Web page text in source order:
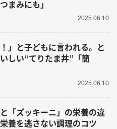
まみにも」
2025.06.10
！」と子どもに言われる。と
しい“てりたま丼”「簡
2025.06.10
と「ズッキーニ」の栄養の違
養を逃さない調理のコツ